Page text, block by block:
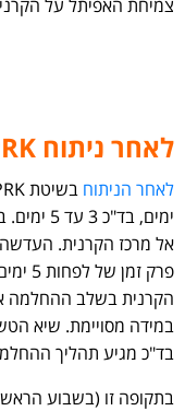
צמיחת האפיתל על
לאחר ניתוח PRK
לאחר הניתוח
ימים,
אל מרכז הקרנית.
פרק
הקרנית בשלב ההחלמה
בד"כ מגיע תהליך